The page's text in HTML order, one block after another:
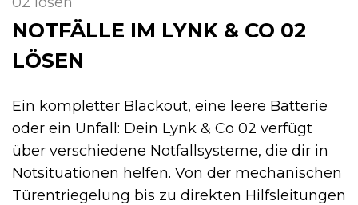
NOTFÄLLE IM LYNK & CO 02
LÖSEN
Ein kompletter Blackout, eine leere Batterie
oder ein Unfall: Dein Lynk & Co 02 verfügt
über verschiedene Notfallsysteme, die dir in
Notsituationen helfen. Von der mechanischen
Türentriegelung bis zu direkten Hilfsleitungen